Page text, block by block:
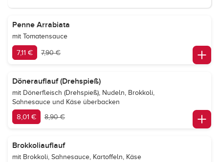
Penne Arrabiata
mit Tomatensauce
7,11 € 7,90 €
Dönerauflauf (Drehspieß)
mit Dönerfleisch (Drehspieß), Nudeln, Brokkoli,
Sahnesauce und Käse überbacken
8,01 € 8,90 €
Brokkoliauflauf
mit Brokkoli, Sahnesauce, Kartoffeln, Käse